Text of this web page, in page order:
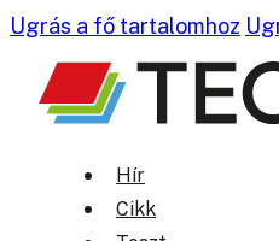
Ugrás a fő tartalomhoz
Hír
Cikk